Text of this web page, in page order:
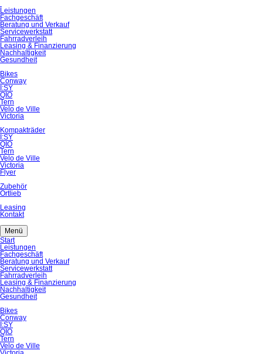
Navigation
überspringen
Leistungen
Fachgeschäft
Beratung und Verkauf
Servicewerkstatt
Fahrradverleih
Leasing & Finanzierung
Nachhaltigkeit
Gesundheit
Bikes
Conway
I:SY
QIO
Tern
Velo de Ville
Victoria
Kompakträder
I:SY
QIO
Tern
Velo de Ville
Victoria
Flyer
Zubehör
Ortlieb
Leasing
Kontakt
Menü
Navigation
überspringen
Start
Leistungen
Fachgeschäft
Beratung und Verkauf
Servicewerkstatt
Fahrradverleih
Leasing & Finanzierung
Nachhaltigkeit
Gesundheit
Bikes
Conway
I:SY
QIO
Tern
Velo de Ville